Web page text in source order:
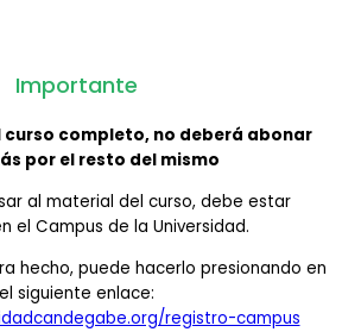
Importante
curso completo, no deberá abonar
por el resto del mismo
al material del curso, debe estar
el Campus de la Universidad.
hecho, puede hacerlo presionando en
el siguiente enlace:
registro-campus